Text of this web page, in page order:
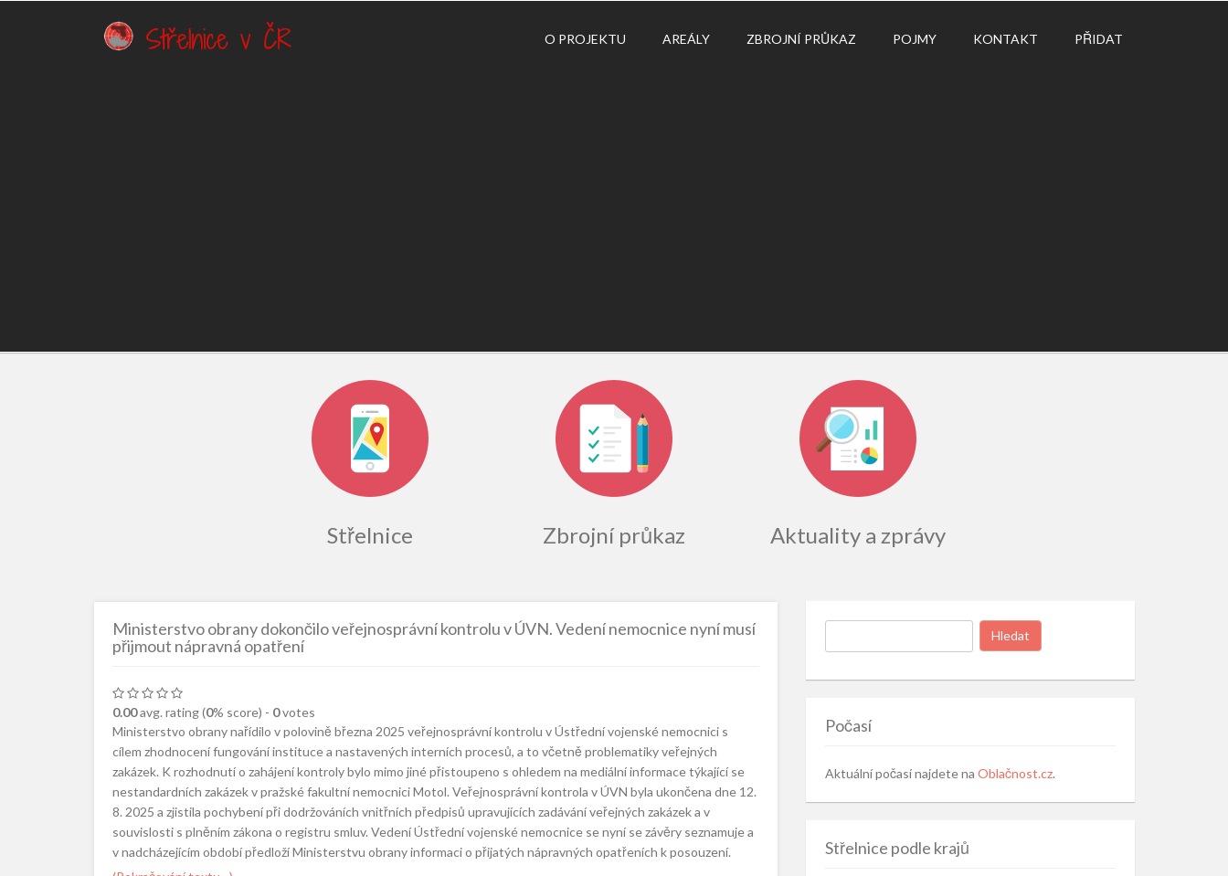
O PROJEKTU AREÁLY ZBROJNÍ PRŮKAZ POJMY KONTAKT PŘIDAT
Střelnice Zbrojní průkaz Aktuality a zprávy
Ministerstvo obrany dokončilo veřejnosprávní kontrolu v ÚVN. Vedení nemocnice nyní musí
přijmout nápravná opatření
0.00avg. rating (0% score) - 0votes
Ministerstvo obrany nařídilo v polovině března 2025 veřejnosprávní kontrolu v Ústřední vojenské nemocnici s
cílem zhodnocení fungování instituce a nastavených interních procesů, a to včetně problematiky veřejných
zakázek. K rozhodnutí o zahájení kontroly bylo mimo jiné přistoupeno s ohledem na mediální informace týkající se
nestandardních zakázek v pražské fakultní nemocnici Motol. Veřejnosprávní kontrola v ÚVN byla ukončena dne 12.
8. 2025 a zjistila pochybení při dodržováních vnitřních předpisů upravujících zadávání veřejných zakázek a v
souvislosti s plněním zákona o registru smluv. Vedení Ústřední vojenské nemocnice se nyní se závěry seznamuje a
v nadcházejícím období předloží Ministerstvu obrany informaci o přijatých nápravných opatřeních k posouzení.
Vyhledávání
Počasí
Aktuální počasí najdete na Oblačnost.cz.
Střelnice podle krajů